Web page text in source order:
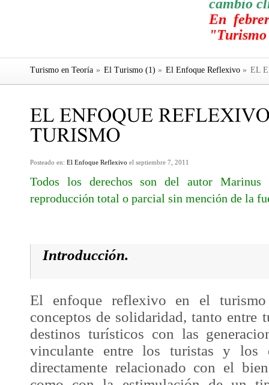
cambio
En
Turismo en Teoría » El Turismo (1) » El Enfoque Reflexivo » EL
Posteado en: El Enfoque Reflexivo el septiembre 7, 2011
Todos los derechos son del autor
reproducción total o parcial sin mención de la
Introducción.
El enfoque reflexivo en el
conceptos de solidaridad, tanto entre
destinos turísticos con las
vinculante entre los turistas y los
directamente relacionado con el